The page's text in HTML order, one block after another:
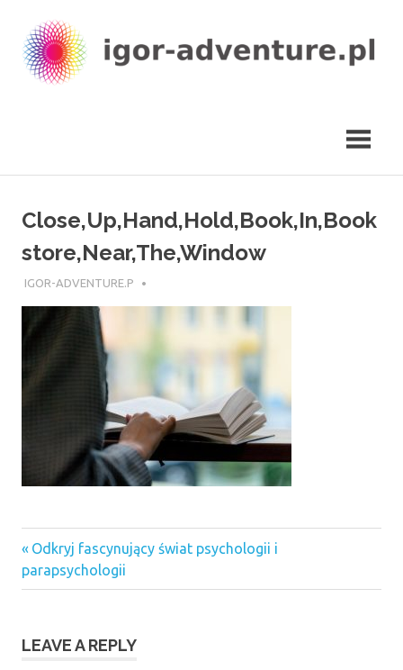
content
Close,Up,Hand,Hold,Book,In,Book
store,Near,The,Window
30 STYCZNIA 2025
IGOR-ADVENTURE.P
Nawigacja
wpisu
Previous
Post:
Odkryj fascynujący świat psychologii i
parapsychologii
LEAVE A REPLY